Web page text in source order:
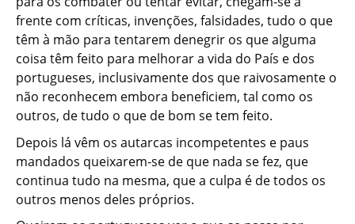
frente com críticas, invenções, falsidades, tudo o que
têm à mão para tentarem denegrir os que alguma
coisa têm feito para melhorar a vida do País e dos
portugueses, inclusivamente dos que raivosamente o
não reconhecem embora beneficiem, tal como os
outros, de tudo o que de bom se tem feito.
Depois lá vêm os autarcas incompetentes e paus
mandados queixarem-se de que nada se fez, que
continua tudo na mesma, que a culpa é de todos os
outros menos deles próprios.